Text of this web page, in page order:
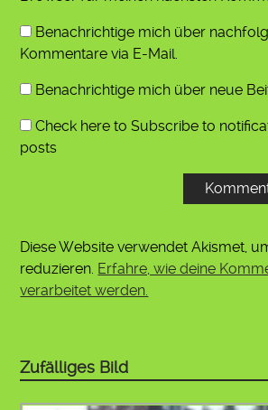
Benachrichtige mich über
Kommentare via E-Mail.
Benachrichtige mich über neue
Check here to Subscribe to
posts
Diese Website verwendet Akismet,
reduzieren. Erfahre, wie deine
verarbeitet werden.
Zufälliges Bild